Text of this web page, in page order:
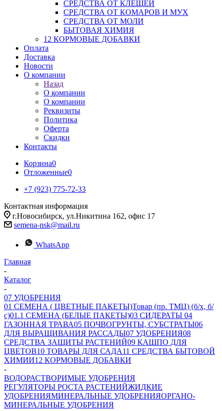
СРЕДСТВА ОТ КЛЕЩЕЙ
СРЕДСТВА ОТ КОМАРОВ И МУХ
СРЕДСТВА ОТ МОЛИ
БЫТОВАЯ ХИМИЯ
12 КОРМОВЫЕ ДОБАВКИ
Оплата
Доставка
Новости
О компании
Назад
О компании
О компании
Реквизиты
Политика
Оферта
Скидки
Контакты
Корзина0
Отложенные0
+7 (923) 775-72-33
Контактная информация
г.Новосибирск, ул.Никитина 162, офис 17
semena-nsk@mail.ru
WhatsApp
Главная
-
Каталог
-
07 УДОБРЕНИЯ
01 СЕМЕНА ( ЦВЕТНЫЕ ПАКЕТЫ)Товар (пр. ТМЦ) (б/х, б/
с)01.1 СЕМЕНА (БЕЛЫЕ ПАКЕТЫ)03 СИДЕРАТЫ 04
ГАЗОННАЯ ТРАВА05 ПОЧВОГРУНТЫ, СУБСТРАТЫ06
ДЛЯ ВЫРАЩИВАНИЯ РАССАДЫ07 УДОБРЕНИЯ08
СРЕДСТВА ЗАЩИТЫ РАСТЕНИЙ09 КАШПО ДЛЯ
ЦВЕТОВ10 ТОВАРЫ ДЛЯ САДА11 СРЕДСТВА БЫТОВОЙ
ХИМИИ12 КОРМОВЫЕ ДОБАВКИ
-
ВОДОРАСТВОРИМЫЕ УДОБРЕНИЯ
РЕГУЛЯТОРЫ РОСТА РАСТЕНИЙЖИДКИЕ
УДОБРЕНИЯМИНЕРАЛЬНЫЕ УДОБРЕНИЯОРГАНО-
МИНЕРАЛЬНЫЕ УДОБРЕНИЯ